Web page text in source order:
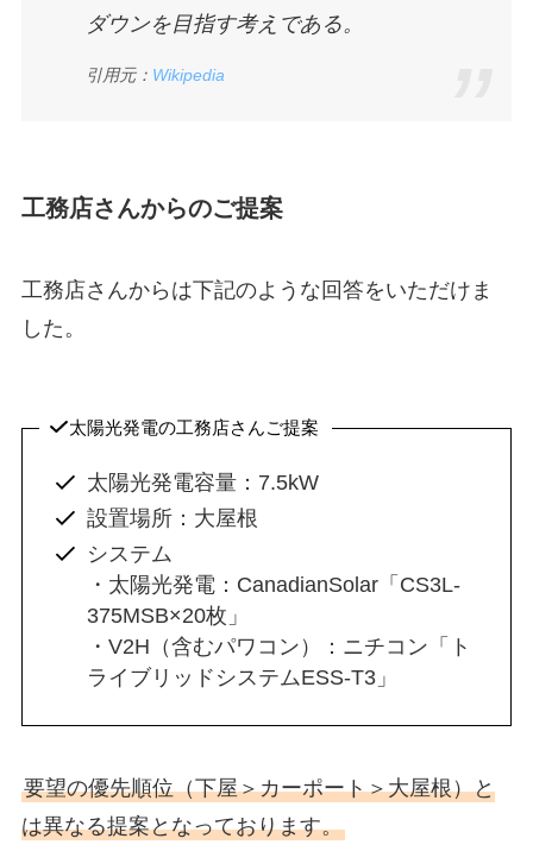
ダウンを目指す考えである。
引用元： Wikipedia
工務店さんからのご提案
工務店さんからは下記のような回答をいただけま
した。
太陽光発電の工務店さんご提案
太陽光発電容量：7.5kW
設置場所：大屋根
システム
・太陽光発電：CanadianSolar「CS3L-
375MSB×20枚」
・V2H（含むパワコン）：ニチコン「ト
ライブリッドシステムESS-T3」
要望の優先順位（下屋＞カーポート＞大屋根）と
は異なる提案となっております。